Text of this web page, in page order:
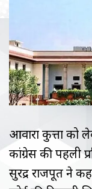
आवारा कुत्तों को
कांग्रेस की पहली
सुरेंद्र राजपूत ने